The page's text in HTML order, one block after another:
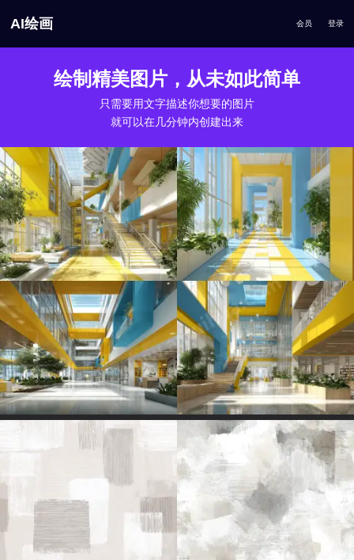
AI绘画 会员 登录
绘制精美图片，从未如此简单
只需要用文字描述你想要的图片
就可以在几分钟内创建出来